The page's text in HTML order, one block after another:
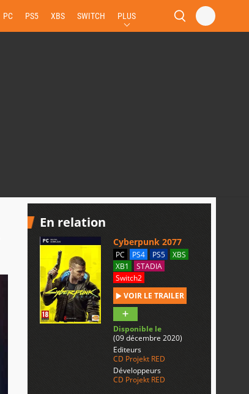
PC PS5 XBS SWITCH PLUS
En relation
Cyberpunk 2077
PC PS4 PS5
XBS
XB1
STADIA
Switch2
VOIR LE TRAILER
Disponible le
(09 décembre 2020)
Editeurs
CD Projekt RED
Développeurs
CD Projekt RED